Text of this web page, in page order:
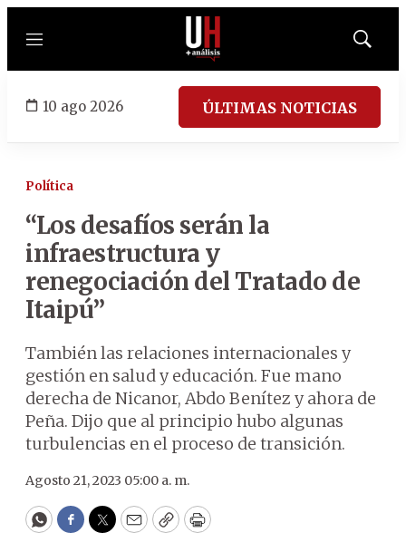
Menú
Mostrar
10 ago 2026 ÚLTIMAS NOTICIAS
Política
“Los desafíos serán la
infraestructura y
renegociación del Tratado de
Itaipú”
También las relaciones internacionales y
gestión en salud y educación. Fue mano
derecha de Nicanor, Abdo Benítez y ahora de
Peña. Dijo que al principio hubo algunas
turbulencias en el proceso de transición.
Agosto 21, 2023 05:00 a. m.
WhatsApp
Facebook
Twitter
EmailCopyPrint